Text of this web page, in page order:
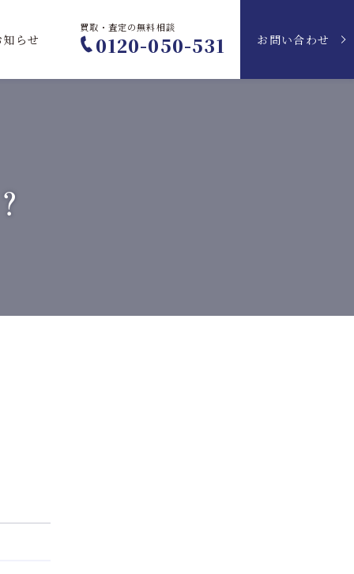
知らせ
買取・査定の無料相談
0120-050-531 お問い合わせ